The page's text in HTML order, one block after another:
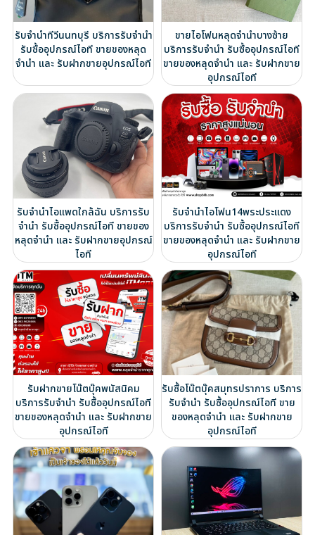
รับจำนำทีวีนนทบุรี บริการรับจำนำ
รับซื้ออุปกรณ์ไอที ขายของหลุด
จำนำ และ รับฝากขายอุปกรณ์ไอที
ขายไอโฟนหลุดจำนำบางซ้าย
บริการรับจำนำ รับซื้ออุปกรณ์ไอที
ขายของหลุดจำนำ และ รับฝากขาย
อุปกรณ์ไอที
รับจำนำไอแพดใกล้ฉัน บริการรับ
จำนำ รับซื้ออุปกรณ์ไอที ขายของ
หลุดจำนำ และ รับฝากขายอุปกรณ์
ไอที
รับจำนำไอโฟน14พระประแดง
บริการรับจำนำ รับซื้ออุปกรณ์ไอที
ขายของหลุดจำนำ และ รับฝากขาย
อุปกรณ์ไอที
รับฝากขายโน๊ตบุ๊คพนัสนิคม
บริการรับจำนำ รับซื้ออุปกรณ์ไอที
ขายของหลุดจำนำ และ รับฝากขาย
อุปกรณ์ไอที
รับซื้อโน๊ตบุ๊คสมุทรปราการ บริการ
รับจำนำ รับซื้ออุปกรณ์ไอที ขาย
ของหลุดจำนำ และ รับฝากขาย
อุปกรณ์ไอที